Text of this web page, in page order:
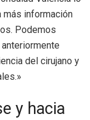
más información
Podemos
del cirujano y
y hacia